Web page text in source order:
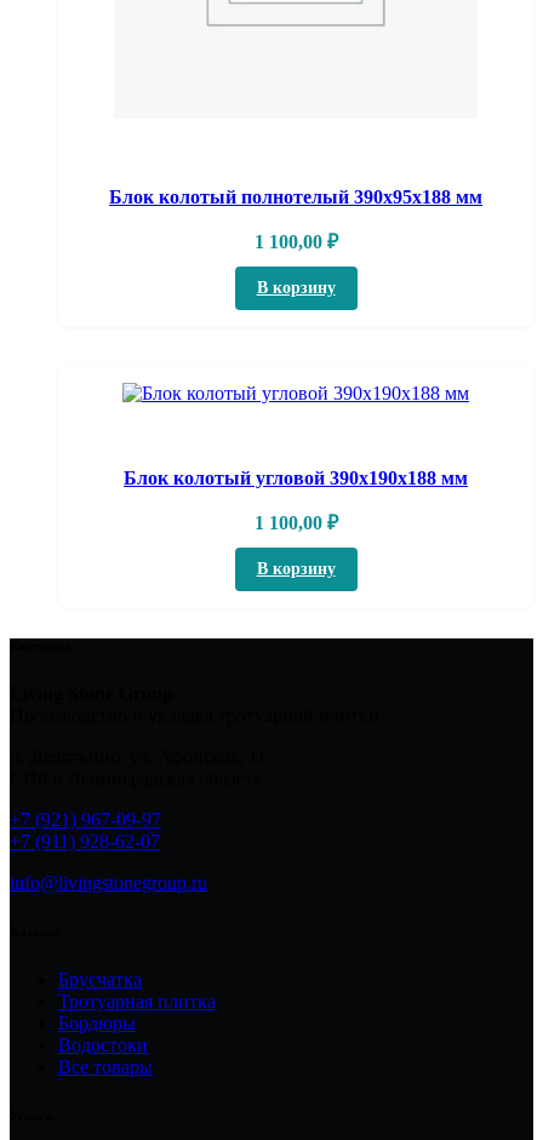
Блок колотый полнотелый 390х95х188 мм
1 100,00 ₽
В корзину
Блок колотый угловой 390х190х188 мм
1 100,00 ₽
В корзину
+7 (921) 967-09-97
+7 (911) 928-62-07
info@livingstonegroup.ru
Брусчатка
Тротуарная плитка
Бордюры
Водостоки
Все товары